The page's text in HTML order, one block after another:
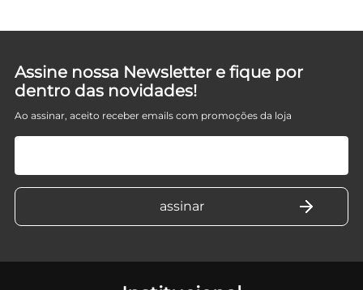
Assine nossa Newsletter e fique por
dentro das novidades!
Ao assinar, aceito receber emails com promoções da loja